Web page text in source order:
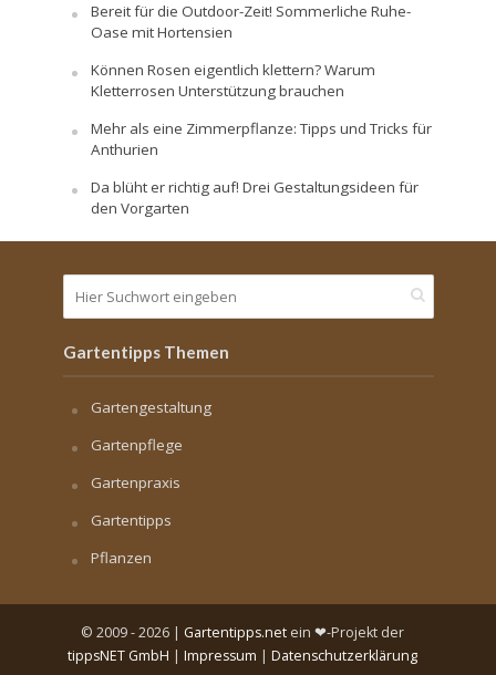
Bereit für die Outdoor-Zeit! Sommerliche Ruhe-
Oase mit Hortensien
Können Rosen eigentlich klettern? Warum
Kletterrosen Unterstützung brauchen
Mehr als eine Zimmerpflanze: Tipps und Tricks für
Anthurien
Da blüht er richtig auf! Drei Gestaltungsideen für
den Vorgarten
Gartentipps Themen
Gartengestaltung
Gartenpflege
Gartenpraxis
Gartentipps
Pflanzen
© 2009 - 2026 | Gartentipps.net ein ❤-Projekt der
tippsNET GmbH | Impressum | Datenschutzerklärung